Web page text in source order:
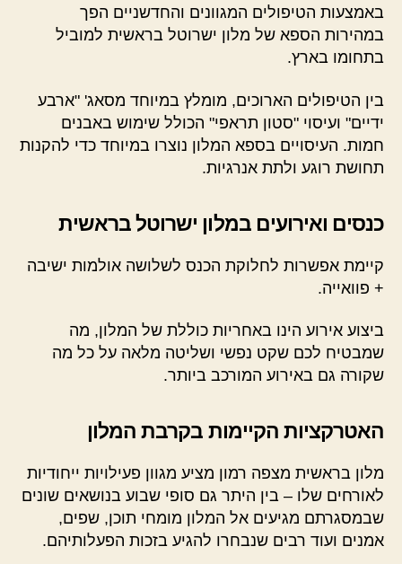
באמצעות הטיפולים המגוונים והחדשניים הפך
במהירות הספא של מלון ישרוטל בראשית למוביל
בתחומו בארץ.
בין הטיפולים הארוכים, מומלץ במיוחד מסאג' "ארבע
ידיים" ועיסוי "סטון תראפי" הכולל שימוש באבנים
חמות. העיסויים בספא המלון נוצרו במיוחד כדי להקנות
תחושת רוגע ולתת אנרגיות.
כנסים ואירועים במלון ישרוטל בראשית
קיימת אפשרות לחלוקת הכנס לשלושה אולמות ישיבה
+ פוואייה.
ביצוע אירוע הינו באחריות כוללת של המלון, מה
שמבטיח לכם שקט נפשי ושליטה מלאה על כל מה
שקורה גם באירוע המורכב ביותר.
האטרקציות הקיימות בקרבת המלון
מלון בראשית מצפה רמון מציע מגוון פעילויות ייחודיות
לאורחים שלו – בין היתר גם סופי שבוע בנושאים שונים
שבמסגרתם מגיעים אל המלון מומחי תוכן, שפים,
אמנים ועוד רבים שנבחרו להגיע בזכות הפעלותיהם.